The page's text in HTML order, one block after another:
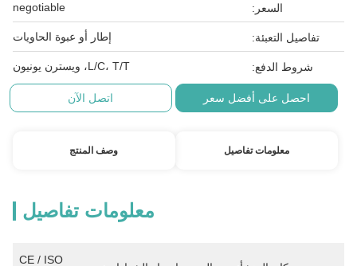
السعر: negotiable
تفاصيل التعبئة: إطار أو عبوة الحاويات
شروط الدفع: L/C، T/T، ويسترن يونيون
احصل على أفضل سعر اتصل الآن
معلومات تفاصيل وصف المنتج
معلومات تفاصيل
CE / ISO